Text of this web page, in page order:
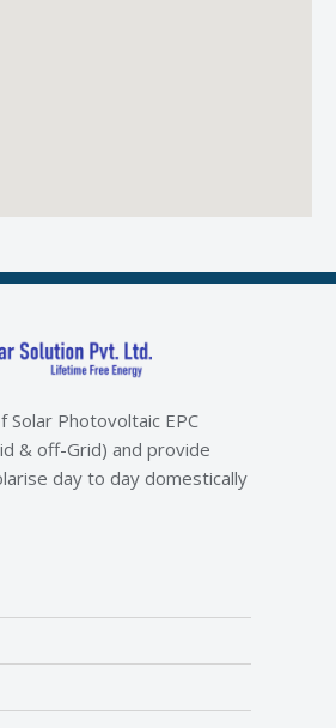
Solar Photovoltaic EPC
& off-Grid) and provide
day to day domestically